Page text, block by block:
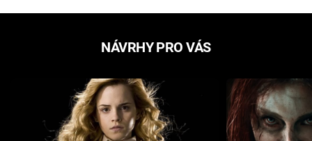
NÁVRHY PRO VÁS